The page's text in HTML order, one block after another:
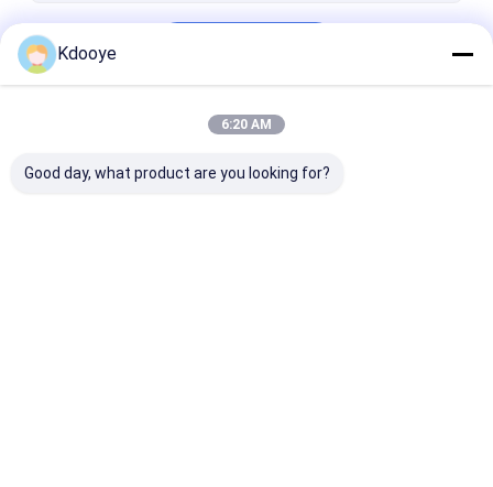
Kdooye
6:20 AM
Good day, what product are you looking for?